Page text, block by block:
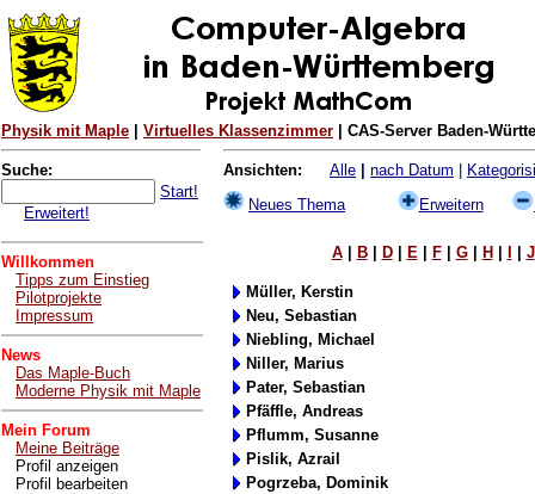
Physik mit Maple Virtuelles Klassenzimmer | CAS-Server Baden-
Suche:
Start!
Erweitert!
Willkommen
Tipps zum Einstieg
Pilotprojekte
Impressum
News
Das Maple-Buch
Moderne Physik mit Maple
Mein Forum
Meine Beiträge
Profil anzeigen
Profil bearbeiten
Ansichten: Alle nach Datum
Neues Thema
Erweitern
A| B| D| E| F| G| H J
Müller, Kerstin
Neu, Sebastian
Niebling, Michael
Niller, Marius
Pater, Sebastian
Pfäffle, Andreas
Pflumm, Susanne
Pislik, Azrail
Pogrzeba, Dominik